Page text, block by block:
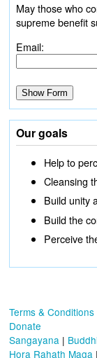
May those who
supreme benefit
Email:
Our goals
Help to
Cleansing
Build unity
Build the
Perceive
Terms & Conditions
Donate
Sangayana |
Hora Rahath Maga |